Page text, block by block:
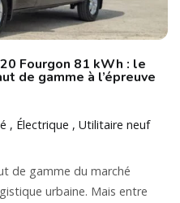
Fourgon 81 kWh : le
de gamme à l’épreuve
Électrique
Utilitaire neuf
de gamme du marché
urbaine. Mais entre